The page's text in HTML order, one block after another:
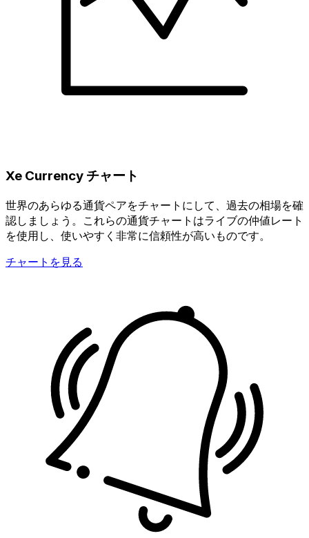
Xe Currency チャート
世界のあらゆる通貨ペアをチャートにして、過去の相場を確
認しましょう。これらの通貨チャートはライブの仲値レート
を使用し、使いやすく非常に信頼性が高いものです。
チャートを見る